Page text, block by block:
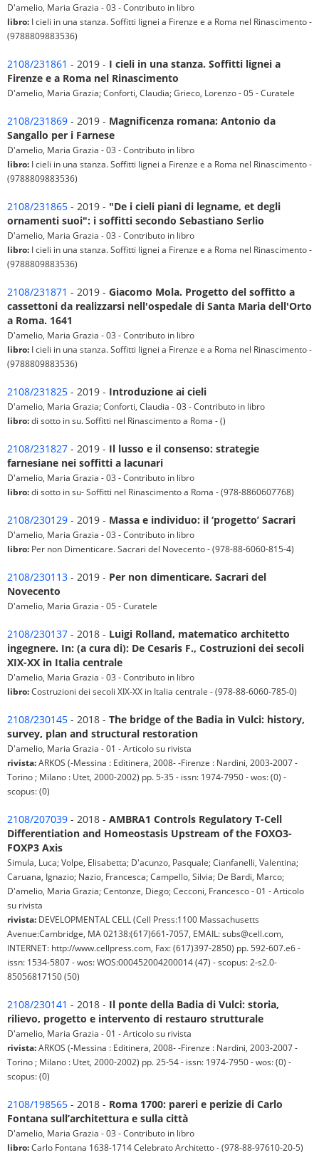
D'amelio, Maria Grazia - 03 - Contributo in libro
libro: I cieli in una stanza. Soffitti lignei a Firenze e a Roma nel Rinascimento -
(9788809883536)
2108/231861 - 2019 - I cieli in una stanza. Soffitti lignei a
Firenze e a Roma nel Rinascimento
D'amelio, Maria Grazia; Conforti, Claudia; Grieco, Lorenzo - 05 - Curatele
2108/231869 - 2019 - Magnificenza romana: Antonio da
Sangallo per i Farnese
D'amelio, Maria Grazia - 03 - Contributo in libro
libro: I cieli in una stanza. Soffitti lignei a Firenze e a Roma nel Rinascimento -
(9788809883536)
2108/231865 - 2019 - "De i cieli piani di legname, et degli
ornamenti suoi": i soffitti secondo Sebastiano Serlio
D'amelio, Maria Grazia - 03 - Contributo in libro
libro: I cieli in una stanza. Soffitti lignei a Firenze e a Roma nel Rinascimento -
(9788809883536)
2108/231871 - 2019 - Giacomo Mola. Progetto del soffitto a
cassettoni da realizzarsi nell'ospedale di Santa Maria dell'Orto
a Roma. 1641
D'amelio, Maria Grazia - 03 - Contributo in libro
libro: I cieli in una stanza. Soffitti lignei a Firenze e a Roma nel Rinascimento -
(9788809883536)
2108/231825 - 2019 - Introduzione ai cieli
D'amelio, Maria Grazia; Conforti, Claudia - 03 - Contributo in libro
libro:di sotto in su. Soffitti nel Rinascimento a Roma - ()
2108/231827 - 2019 - Il lusso e il consenso: strategie
farnesiane nei soffitti a lacunari
D'amelio, Maria Grazia - 03 - Contributo in libro
libro:di sotto in su- Soffitti nel Rinascimento a Roma - (978-8860607768)
2108/230129 - 2019 - Massa e individuo: il ‘progetto’ Sacrari
D'amelio, Maria Grazia - 03 - Contributo in libro
libro: Per non Dimenticare. Sacrari del Novecento - (978-88-6060-815-4)
2108/230113 - 2019 - Per non dimenticare. Sacrari del
Novecento
D'amelio, Maria Grazia - 05 - Curatele
2108/230137 - 2018 - Luigi Rolland, matematico architetto
ingegnere. In: (a cura di): De Cesaris F., Costruzioni dei secoli
XIX-XX in Italia centrale
D'amelio, Maria Grazia - 03 - Contributo in libro
libro:Costruzioni dei secoli XIX-XX in Italia centrale - (978-88-6060-785-0)
2108/230145 - 2018 - The bridge of the Badia in Vulci: history,
survey, plan and structural restoration
D'amelio, Maria Grazia - 01 - Articolo su rivista
rivista:ARKOS (-Messina : Editinera, 2008- -Firenze : Nardini, 2003-2007 -
Torino ; Milano : Utet, 2000-2002) pp. 5-35 - issn: 1974-7950 - wos: (0) -
scopus: (0)
2108/207039 - 2018 - AMBRA1 Controls Regulatory T-Cell
Differentiation and Homeostasis Upstream of the FOXO3-
FOXP3 Axis
Simula, Luca; Volpe, Elisabetta; D'acunzo, Pasquale; Cianfanelli, Valentina;
Caruana, Ignazio; Nazio, Francesca; Campello, Silvia; De Bardi, Marco;
D'amelio, Maria Grazia; Centonze, Diego; Cecconi, Francesco - 01 - Articolo
su rivista
rivista: DEVELOPMENTAL CELL (Cell Press:1100 Massachusetts
Avenue:Cambridge, MA 02138:(617)661-7057, EMAIL: subs@cell.com,
INTERNET: http://www.cellpress.com, Fax: (617)397-2850) pp. 592-607.e6 -
issn: 1534-5807 - wos: WOS:000452004200014 (47) - scopus: 2-s2.0-
85056817150 (50)
2108/230141 - 2018 - Il ponte della Badia di Vulci: storia,
rilievo, progetto e intervento di restauro strutturale
D'amelio, Maria Grazia - 01 - Articolo su rivista
rivista:ARKOS (-Messina : Editinera, 2008- -Firenze : Nardini, 2003-2007 -
Torino ; Milano : Utet, 2000-2002) pp. 25-54 - issn: 1974-7950 - wos: (0) -
scopus: (0)
2108/198565 - 2018 - Roma 1700: pareri e perizie di Carlo
Fontana sull’architettura e sulla città
D'amelio, Maria Grazia - 03 - Contributo in libro
libro:Carlo Fontana 1638-1714 Celebrato Architetto - (978-88-97610-20-5)